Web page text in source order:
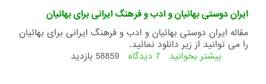
امور
مهم،‌
زنان
به
حساب
ايران دوستی بهائيان و ادب و فرهنگ ايرانی برای بهائيان
مقاله ايران دوستی بهائيان و ادب و فرهنگ ايرانی برای بهائيان
را می توانید از زیر دانلود نمائید.
بیشتر بخوانید درباره
7 دیدگاه 58859 بازدید